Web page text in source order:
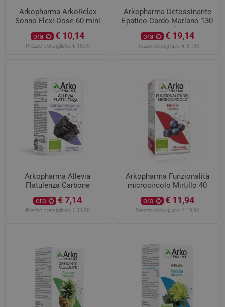
Arkopharma ArkoRelax
Sonno Flexi-Dose 60 mini
ora € 10,14
Prezzo consigliato: € 16,90
Arkopharma Detossinante
Epatico Cardo Mariano 130
ora € 19,14
Prezzo consigliato: € 31,90
Arkopharma Allevia
Flatulenza Carbone
Vegetale 40 capsule
ora € 7,14
Prezzo consigliato: € 11,90
Arkopharma Funzionalità
microcircolo Mirtillo 40
capsule
ora € 11,94
Prezzo consigliato: € 19,90